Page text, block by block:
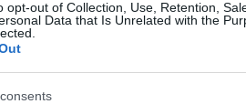
opt-out of Collection, Use, Retention,
Data that Is Unrelated with the